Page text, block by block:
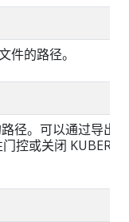
件的路径。
径。可以通过导出
控或关闭